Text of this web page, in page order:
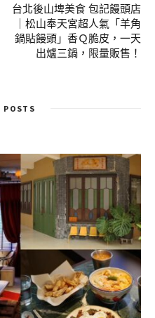
台北後山埤美食 包記饅頭店
｜松山奉天宮超人氣「羊角
鍋貼饅頭」香Ｑ脆皮，一天
出爐三鍋，限量販售！
POSTS